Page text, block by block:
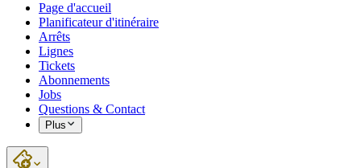
Page d'accueil
Planificateur d'itinéraire
Arrêts
Lignes
Tickets
Abonnements
Jobs
Questions & Contact
Plus